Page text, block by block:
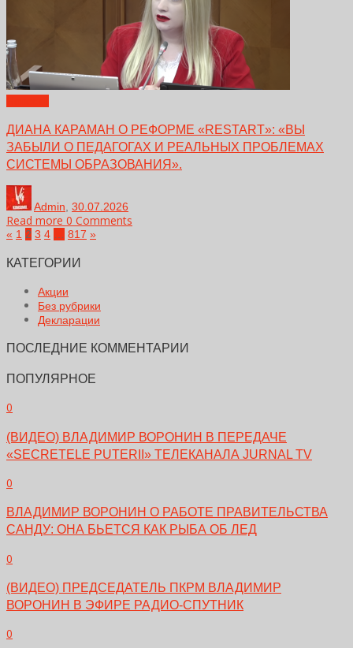
ДИАНА КАРАМАН О РЕФОРМЕ «RESTART»: «ВЫ
ЗАБЫЛИ О ПЕДАГОГАХ И РЕАЛЬНЫХ ПРОБЛЕМАХ
СИСТЕМЫ ОБРАЗОВАНИЯ».
Admin, 30.07.2026
Read more 0 Comments
« 1 2 3 4 … 817 »
КАТЕГОРИИ
Акции
Без рубрики
Декларации
ПОСЛЕДНИЕ КОММЕНТАРИИ
ПОПУЛЯРНОЕ
0
(ВИДЕО) ВЛАДИМИР ВОРОНИН В ПЕРЕДАЧЕ
«SECRETELE PUTERII» ТЕЛЕКАНАЛА JURNAL TV
0
ВЛАДИМИР ВОРОНИН О РАБОТЕ ПРАВИТЕЛЬСТВА
САНДУ: ОНА БЬЕТСЯ КАК РЫБА ОБ ЛЕД
0
(ВИДЕО) ПРЕДСЕДАТЕЛЬ ПКРМ ВЛАДИМИР
ВОРОНИН В ЭФИРЕ РАДИО-СПУТНИК
0